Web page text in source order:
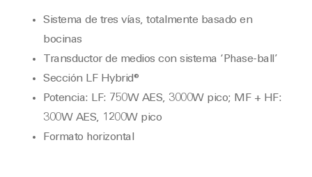
Sistema de tres vías, totalmente basado en
bocinas
Transductor de medios con sistema ‘Phase-ball’
Sección LF Hybrid®
Potencia: LF: 750W AES, 3000W pico; MF + HF:
300W AES, 1200W pico
Formato horizontal